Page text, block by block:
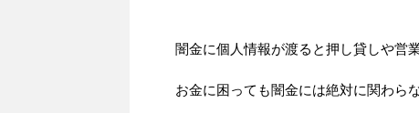
闇金に個人情報が渡ると押し貸しや営
お金に困っても闇金には絶対に関わら